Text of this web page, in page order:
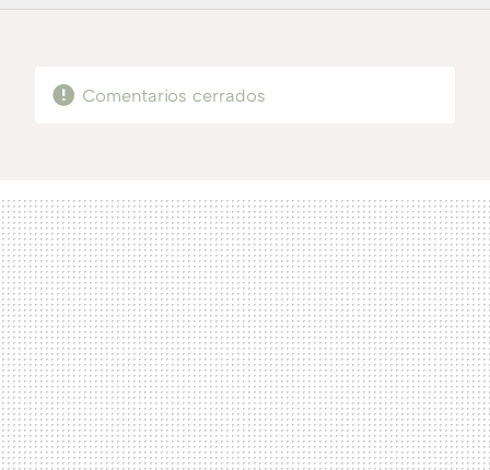
FACEBOOK
TWITTERFLIPBOARD
E-
WHATSAPP
Comentarios cerrados